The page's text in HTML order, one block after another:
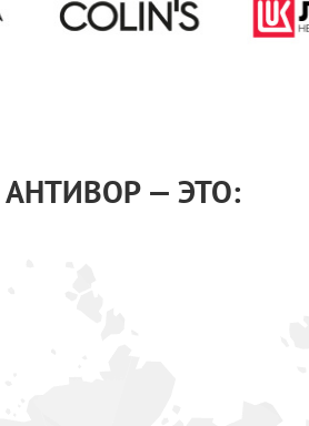
— ЭТО: